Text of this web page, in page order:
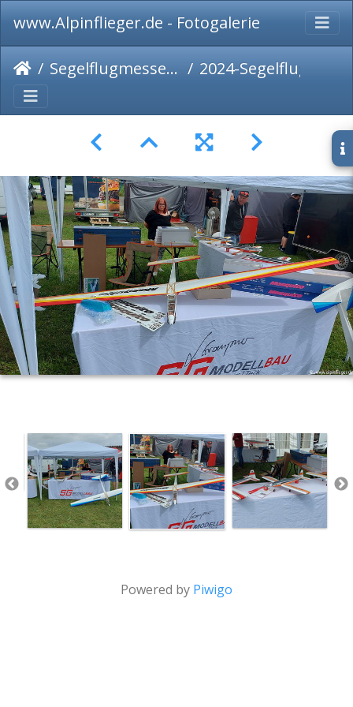
www.Alpinflieger.de - Fotogalerie
Segelflugmesse 2024 2024-Segelflugmesse-067
Powered by Piwigo